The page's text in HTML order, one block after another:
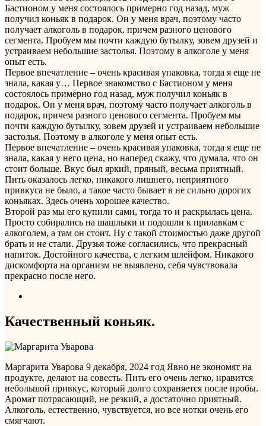
Бастионом у меня состоялось примерно год назад, муж
получил коньяк в подарок. Он у меня врач, поэтому часто
получает алкоголь в подарок, причем разного ценового
сегмента. Пробуем мы почти каждую бутылку, зовем друзей и
устраиваем небольшие застолья. Поэтому в алкоголе у меня
опыт есть.
Первое впечатление – очень красивая упаковка, тогда я еще не
знала, какая у… Первое знакомство с Бастионом у меня
состоялось примерно год назад, муж получил коньяк в
подарок. Он у меня врач, поэтому часто получает алкоголь в
подарок, причем разного ценового сегмента. Пробуем мы
почти каждую бутылку, зовем друзей и устраиваем небольшие
застолья. Поэтому в алкоголе у меня опыт есть.
Первое впечатление – очень красивая упаковка, тогда я еще не
знала, какая у него цена, но наперед скажу, что думала, что он
стоит больше. Вкус был яркий, пряный, весьма приятный.
Пить оказалось легко, никакого лишнего, неприятного
привкуса не было, а такое часто бывает в не сильно дорогих
коньяках. Здесь очень хорошее качество.
Второй раз мы его купили сами, тогда то и раскрылась цена.
Просто собирались на шашлыки и подошли к прилавкам с
алкоголем, а там он стоит. Ну с такой стоимостью даже другой
брать и не стали. Друзья тоже согласились, что прекрасный
напиток. Достойного качества, с легким шлейфом. Никакого
дискомфорта на организм не выявлено, себя чувствовала
прекрасно после него.
Качественный коньяк.
Маргарита Уварова 9 декабря, 2024 год Явно не экономят на
продукте, делают на совесть. Пить его очень легко, нравится
небольшой привкус, который долго сохраняется после пробы.
Аромат потрясающий, не резкий, а достаточно приятный.
Алкоголь, естественно, чувствуется, но все нотки очень его
смягчают.